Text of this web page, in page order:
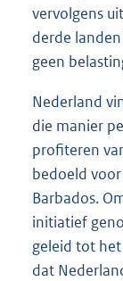
vervolgens
derde
geen
Nederland
die manier
profiteren
bedoeld
Barbados.
initiatief
geleid tot
dat